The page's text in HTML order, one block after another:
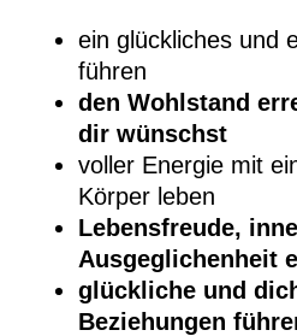
ein glückliches und
führen
den Wohlstand
dir wünschst
voller Energie mit
Körper leben
Lebensfreude,
Ausgeglichenheit
glückliche und
Beziehungen